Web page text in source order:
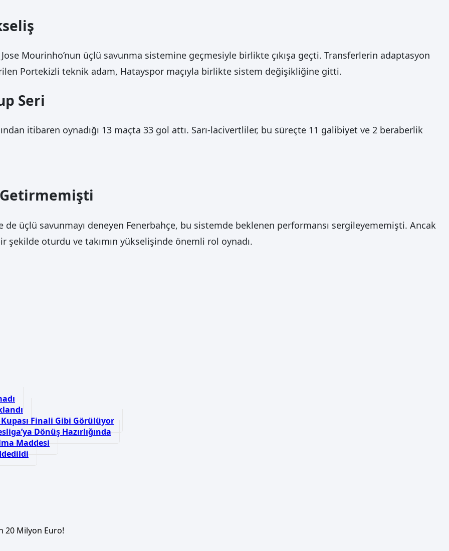
Mourinho’nun üçlü savunma sistemine geçmesiyle birlikte çıkışa geçti. Transferlerin adaptasyon
Portekizli teknik adam, Hatayspor maçıyla birlikte sistem değişikliğine gitti.
Seri
itibaren oynadığı 13 maçta 33 gol attı. Sarı-lacivertliler, bu süreçte 11 galibiyet ve 2 beraberlik
Getirmemişti
de üçlü savunmayı deneyen Fenerbahçe, bu sistemde beklenen performansı sergileyememişti. Ancak
şekilde oturdu ve takımın yükselişinde önemli rol oynadı.
Finali Gibi Görülüyor
Dönüş Hazırlığında
Maddesi
20 Milyon Euro!